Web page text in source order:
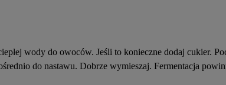
wody do owoców. Jeśli to konieczne dodaj cukier.
do nastawu. Dobrze wymieszaj. Fermentacja